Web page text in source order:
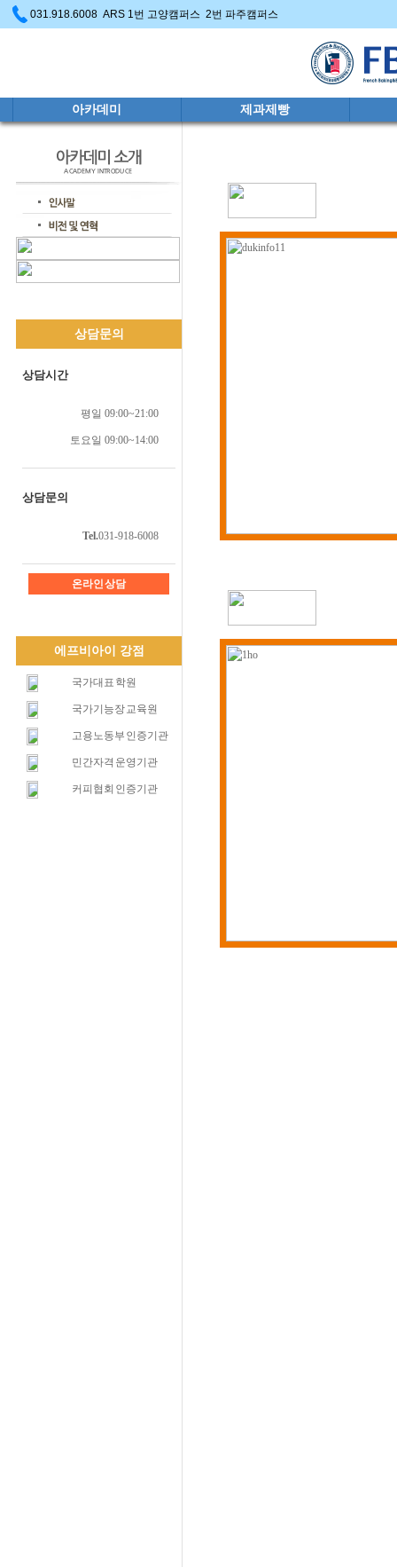
031.918.6008 ARS 1번 고양캠퍼스 2번 파주캠퍼스
아카데미 제과제빵
상담문의
상담시간
평일 09:00~21:00
토요일 09:00~14:00
상담문의
Tel.031-918-6008
온라인 상담
에프비아이 강점
국가대표 학원
국가기능장 교육원
고용노동부 인증기관
민간자격 운영기관
커피협회 인증기관